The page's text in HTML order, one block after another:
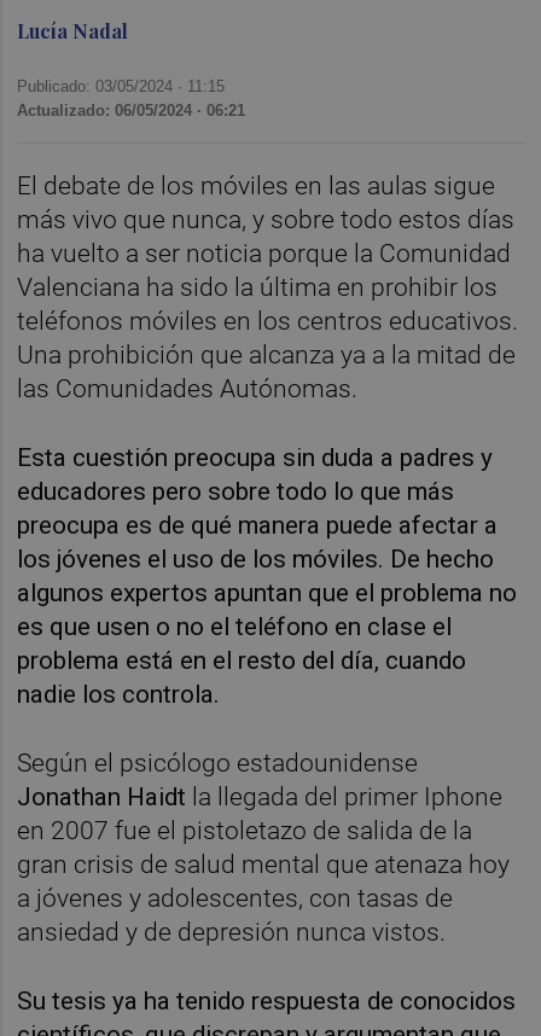
Lucía Nadal
Publicado: 03/05/2024 · 11:15
Actualizado: 06/05/2024 · 06:21
El debate de los móviles en las aulas sigue
más vivo que nunca, y sobre todo estos días
ha vuelto a ser noticia porque la Comunidad
Valenciana ha sido la última en prohibir los
teléfonos móviles en los centros educativos.
Una prohibición que alcanza ya a la mitad de
las Comunidades Autónomas.
Esta cuestión preocupa sin duda a padres y
educadores pero sobre todo lo que más
preocupa es de qué manera puede afectar a
los jóvenes el uso de los móviles. De hecho
algunos expertos apuntan que el problema no
es que usen o no el teléfono en clase el
problema está en el resto del día, cuando
nadie los controla.
Según el psicólogo estadounidense
Jonathan Haidt la llegada del primer Iphone
en 2007 fue el pistoletazo de salida de la
gran crisis de salud mental que atenaza hoy
a jóvenes y adolescentes, con tasas de
ansiedad y de depresión nunca vistos.
Su tesis ya ha tenido respuesta de conocidos